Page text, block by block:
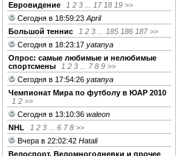
Евровидение
1 2 3 17 18 19 >>
Сегодня в 18:59:23 April
Большой теннис
1 2 3 185 186 187 >>
Сегодня в 18:23:17 yatanya
Опрос: самые любимые и нелюбимые
спортсмены
1 2 3 7 8 9 >>
Сегодня в 17:54:26 yatanya
Чемпионат Мира по футболу в ЮАР 2010
1 2 >>
Сегодня в 13:10:36 waleon
NHL
1 2 3 6 7 8 >>
Вчера в 22:02:42 Hatali
Велоспорт. Веломногодневки и прочее